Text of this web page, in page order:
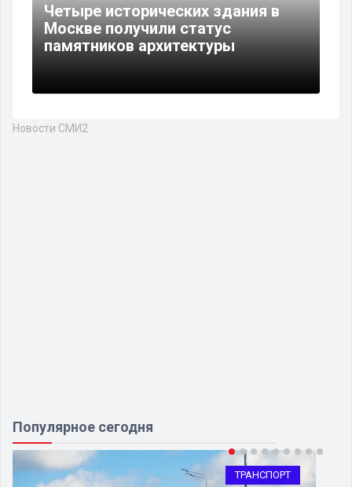
Четыре исторических здания в
Москве получили статус
памятников архитектуры
Новости СМИ2
Популярное сегодня
ТРАНСПОРТ